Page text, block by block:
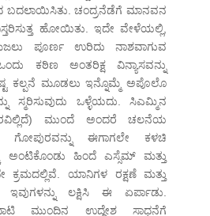
ಚಂದ್ರನೆಡೆಗೆ ಮಾನವನ
ಹೋಯಿತು. ಇದೇ ವೇಳೆಯಲ್ಲಿ,
ಪೂರ್ಣ ಉರಿದು ನಾಶವಾಗುವ
ಕಠಿಣ ಅಂತರಿಕ್ಷ ವಿನ್ಯಾಸವನ್ನು
ಕಲ್ಪನೆ ಮೂಡಲು ಇನ್ನೊಮ್ಮೆ ಅಪೊಲೊ
ಸ್ಮರಿಸುವುದು ಒಳ್ಳೆಯದು. ಸಿಎಮ್ಮಿನ
ಮುಂದೆ ಅಂದರೆ ಚಲನೆಯ
ಗೋಪುರವನ್ನು ಈಗಾಗಲೇ ಕಳಚಿ
ಅಂಟಿಕೊಂಡು ಹಿಂದೆ ಎಸ್ಸೆಮ್ ಮತ್ತು
ಕ್ರಮದಲ್ಲಿವೆ. ಯಾನಿಗಳ ರಕ್ಷಣೆ ಮತ್ತು
ಲಕ್ಷಿಸಿ ಈ ಏರ್ಪಾಡು.
ಮುಂದಿನ ಉದ್ದೇಶ ಸಾಧನೆಗೆ